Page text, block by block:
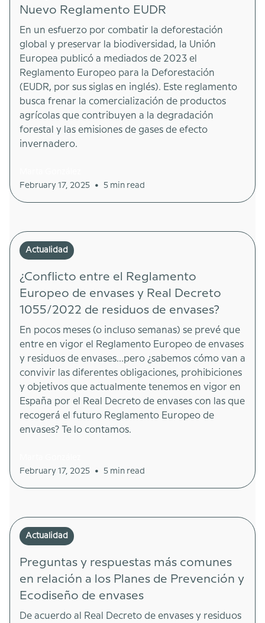
Nuevo Reglamento EUDR
En un esfuerzo por combatir la deforestación
global y preservar la biodiversidad, la Unión
Europea publicó a mediados de 2023 el
Reglamento Europeo para la Deforestación
(EUDR, por sus siglas en inglés). Este reglamento
busca frenar la comercialización de productos
agrícolas que contribuyen a la degradación
forestal y las emisiones de gases de efecto
invernadero.
February 17, 2025
• 5 min read
Actualidad
¿Conflicto entre el Reglamento
Europeo de envases y Real Decreto
1055/2022 de residuos de envases?
En pocos meses (o incluso semanas) se prevé que
entre en vigor el Reglamento Europeo de envases
y residuos de envases...pero ¿sabemos cómo van a
convivir las diferentes obligaciones, prohibiciones
y objetivos que actualmente tenemos en vigor en
España por el Real Decreto de envases con las que
recogerá el futuro Reglamento Europeo de
envases? Te lo contamos.
February 17, 2025
• 5 min read
Actualidad
Preguntas y respuestas más comunes
en relación a los Planes de Prevención y
Ecodiseño de envases
De acuerdo al Real Decreto de envases y residuos